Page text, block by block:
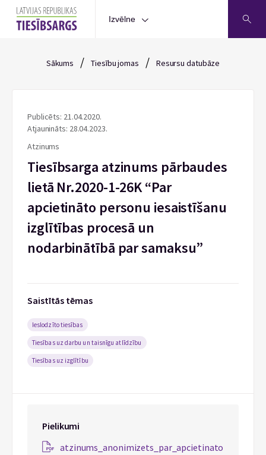
Izvēlne
Sākums / Tiesību jomas / Resursu datubāze
Publicēts: 21.04.2020.
Atjaunināts: 28.04.2023.
Atzinums
Tiesībsarga atzinums pārbaudes
lietā Nr.2020-1-26K “Par
apcietināto personu iesaistīšanu
izglītības procesā un
nodarbinātībā par samaksu”
Saistītās tēmas
Ieslodzīto tiesības
Tiesības uz darbu un taisnīgu atlīdzību
Tiesības uz izglītību
Pielikumi
atzinums_anonimizets_par_apcietinato